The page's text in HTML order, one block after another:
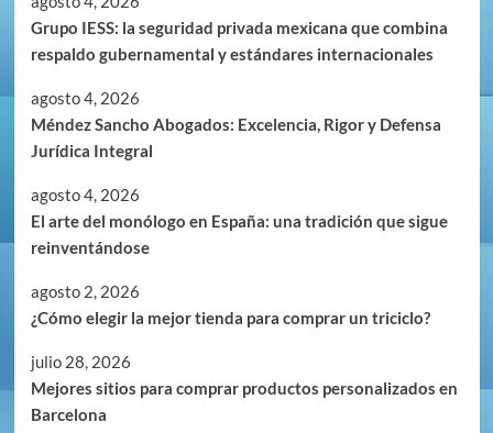
Grupo IESS: la seguridad privada mexicana que combina
respaldo gubernamental y estándares internacionales
agosto 4, 2026
Méndez Sancho Abogados: Excelencia, Rigor y Defensa
Jurídica Integral
agosto 4, 2026
El arte del monólogo en España: una tradición que sigue
reinventándose
agosto 2, 2026
¿Cómo elegir la mejor tienda para comprar un triciclo?
julio 28, 2026
Mejores sitios para comprar productos personalizados en
Barcelona